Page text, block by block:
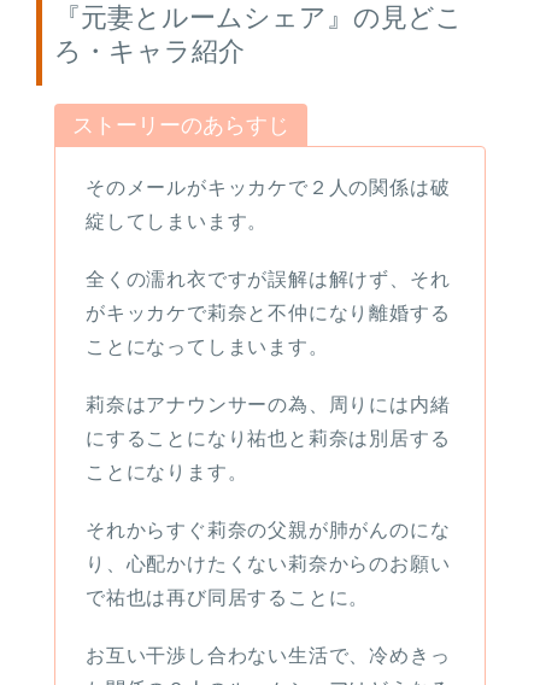
『元妻とルームシェア』の見どこ
ろ・キャラ紹介
ストーリーのあらすじ
そのメールがキッカケで２人の関係は破
綻してしまいます。
全くの濡れ衣ですが誤解は解けず、それ
がキッカケで莉奈と不仲になり離婚する
ことになってしまいます。
莉奈はアナウンサーの為、周りには内緒
にすることになり祐也と莉奈は別居する
ことになります。
それからすぐ莉奈の父親が肺がんのにな
り、心配かけたくない莉奈からのお願い
で祐也は再び同居することに。
お互い干渉し合わない生活で、冷めきっ